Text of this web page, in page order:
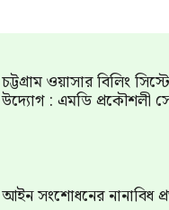
চট্টগ্রাম ওয়াসার বিলিং
উদ্যোগ : এমডি প্রকৌশলী
আইন সংশোধনের নানাবিধ